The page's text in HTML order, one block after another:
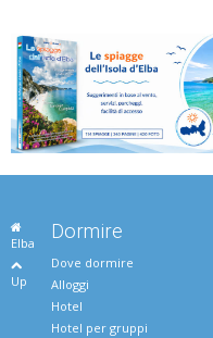
Elba
Up
Dormire
Dove dormire
Alloggi
Hotel
Hotel per gruppi